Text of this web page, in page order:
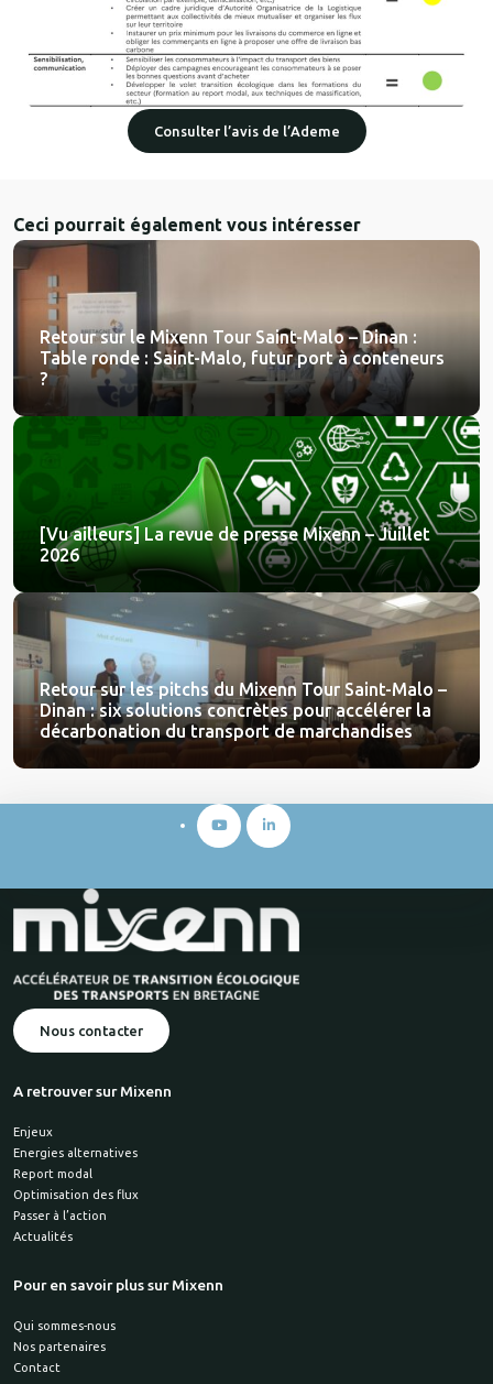
Consulter l’avis de l’Ademe
Ceci pourrait également vous intéresser
Retour sur le Mixenn Tour Saint-Malo – Dinan :
Table ronde : Saint-Malo, futur port à conteneurs
?
[Vu ailleurs] La revue de presse Mixenn – Juillet
2026
Retour sur les pitchs du Mixenn Tour Saint-Malo –
Dinan : six solutions concrètes pour accélérer la
décarbonation du transport de marchandises
Nous contacter
A retrouver sur Mixenn
Enjeux
Energies alternatives
Report modal
Optimisation des flux
Passer à l’action
Actualités
Pour en savoir plus sur Mixenn
Qui sommes-nous
Nos partenaires
Contact